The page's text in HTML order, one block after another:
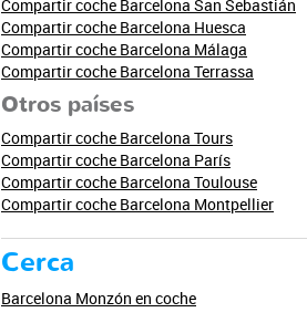
Compartir coche Barcelona San Sebastián
Compartir coche Barcelona Huesca
Compartir coche Barcelona Málaga
Compartir coche Barcelona Terrassa
Otros países
Compartir coche Barcelona Tours
Compartir coche Barcelona París
Compartir coche Barcelona Toulouse
Compartir coche Barcelona Montpellier
Cerca
Barcelona Monzón en coche